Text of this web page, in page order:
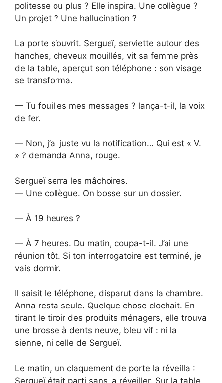
politesse ou plus ? Elle inspira. Une collègue ?
Un projet ? Une hallucination ?
La porte s’ouvrit. Sergueï, serviette autour des
hanches, cheveux mouillés, vit sa femme près
de la table, aperçut son téléphone : son visage
se transforma.
— Tu fouilles mes messages ? lança-t-il, la voix
de fer.
— Non, j’ai juste vu la notification… Qui est « V.
» ? demanda Anna, rouge.
Sergueï serra les mâchoires.
— Une collègue. On bosse sur un dossier.
— À 19 heures ?
— À 7 heures. Du matin, coupa-t-il. J’ai une
réunion tôt. Si ton interrogatoire est terminé, je
vais dormir.
Il saisit le téléphone, disparut dans la chambre.
Anna resta seule. Quelque chose clochait. En
tirant le tiroir des produits ménagers, elle trouva
une brosse à dents neuve, bleu vif : ni la
sienne, ni celle de Sergueï.
Le matin, un claquement de porte la réveilla :
Sergueï était parti sans la réveiller. Sur la table